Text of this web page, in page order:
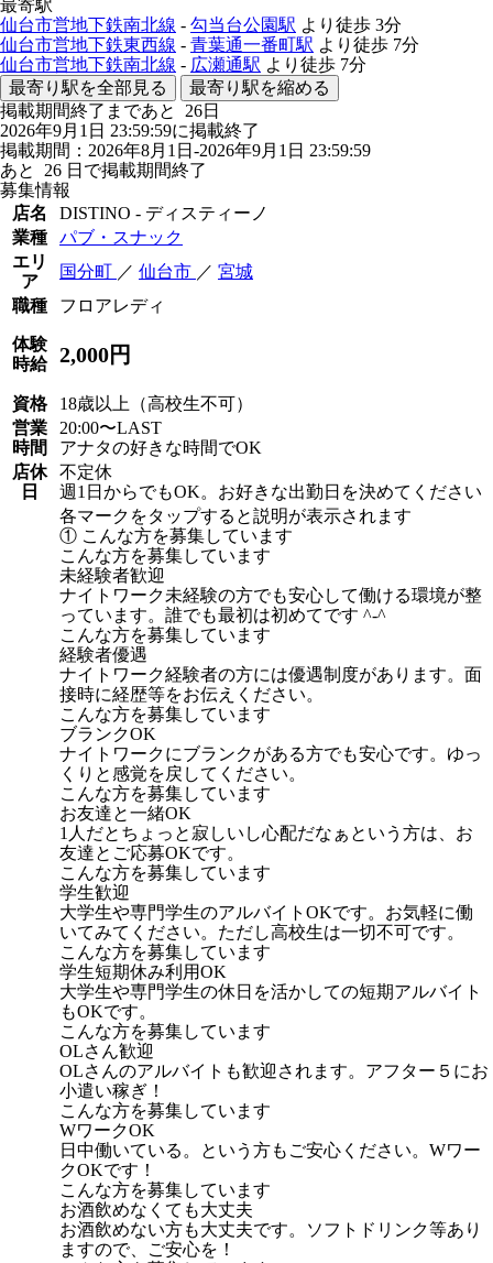
最寄駅
仙台市営地下鉄南北線 - 勾当台公園駅 より徒歩 3分
仙台市営地下鉄東西線 - 青葉通一番町駅 より徒歩 7分
仙台市営地下鉄南北線 - 広瀬通駅 より徒歩 7分
最寄り駅を全部見る
最寄り駅を縮める
掲載期間終了まであと 26日
2026年9月1日 23:59:59に掲載終了
掲載期間：2026年8月1日-2026年9月1日 23:59:59
あと 26 日で掲載期間終了
募集情報
店名
DISTINO - ディスティーノ
業種
パブ・スナック
エリ
ア
国分町 ／ 仙台市 ／ 宮城
職種
フロアレディ
体験
時給
2,000円
資格
18歳以上（高校生不可）
営業
時間
20:00〜LAST
アナタの好きな時間でOK
店休
日
不定休
週1日からでもOK。お好きな出勤日を決めてください
各マークをタップすると説明が表示されます
① こんな方を募集しています
こんな方を募集しています
未経験者歓迎
ナイトワーク未経験の方でも安心して働ける環境が整
っています。誰でも最初は初めてです ^-^
こんな方を募集しています
経験者優遇
ナイトワーク経験者の方には優遇制度があります。面
接時に経歴等をお伝えください。
こんな方を募集しています
ブランクOK
ナイトワークにブランクがある方でも安心です。ゆっ
くりと感覚を戻してください。
こんな方を募集しています
お友達と一緒OK
1人だとちょっと寂しいし心配だなぁという方は、お
友達とご応募OKです。
こんな方を募集しています
学生歓迎
大学生や専門学生のアルバイトOKです。お気軽に働
いてみてください。ただし高校生は一切不可です。
こんな方を募集しています
学生短期休み利用OK
大学生や専門学生の休日を活かしての短期アルバイト
もOKです。
こんな方を募集しています
OLさん歓迎
OLさんのアルバイトも歓迎されます。アフター５にお
小遣い稼ぎ！
こんな方を募集しています
WワークOK
日中働いている。という方もご安心ください。Wワー
クOKです！
こんな方を募集しています
お酒飲めなくても大丈夫
お酒飲めない方も大丈夫です。ソフトドリンク等あり
ますので、ご安心を！